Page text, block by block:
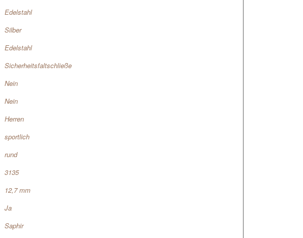
Edelstahl
Silber
Edelstahl
Sicherheitsfaltschließe
Nein
Nein
Herren
sportlich
rund
3135
12,7 mm
Ja
Saphir